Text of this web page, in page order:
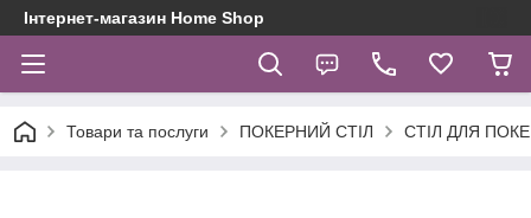
Інтернет-магазин Home Shop
Товари та послуги ПОКЕРНИЙ СТІЛ СТІЛ ДЛЯ